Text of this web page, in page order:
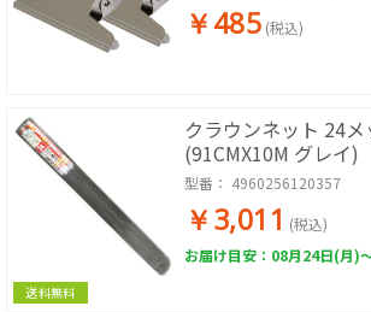
￥485 (税込)
送料無料
クラウンネット 24メ
(91CMX10M グレイ)
型番： 4960256120357
￥3,011 (税込)
お届け目安：08月24日(月)